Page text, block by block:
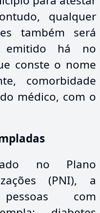
qualquer
também será
emitido há no
conste o nome
comorbidade
médico, com o
no Plano
(PNI), a
com